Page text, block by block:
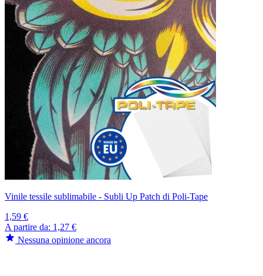
Vinile tessile sublimabile - Subli Up Patch di Poli-Tape
1,59 €
A partire da: 1,27 €
Nessuna opinione ancora